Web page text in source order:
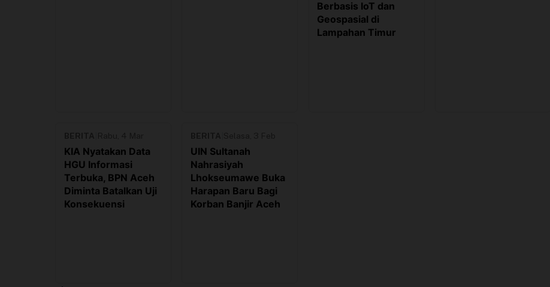
Berbasis IoT dan
Geospasial di
Lampahan Timur
KIA Nyatakan Data
HGU Informasi
Terbuka, BPN Aceh
Diminta Batalkan Uji
Konsekuensi
UIN Sultanah
Nahrasiyah
Lhokseumawe Buka
Harapan Baru Bagi
Korban Banjir Aceh